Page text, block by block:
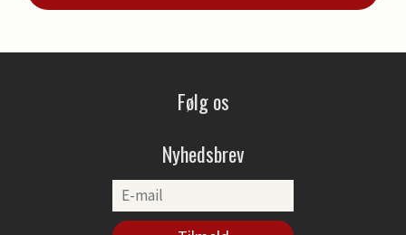
Følg os
Nyhedsbrev